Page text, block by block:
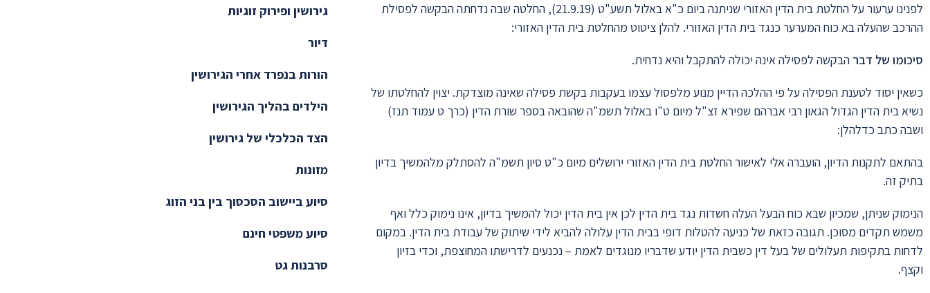
לפנינו ערעור על החלטת בית הדין האזורי שניתנה ביום כ"א באלול תשע"ט (21.9.19), החלטה שבה נדחתה הבקשה לפסילת
ההרכב שהעלה בא כוח המערער כנגד בית הדין האזורי. להלן ציטוט מהחלטת בית הדין האזורי:
סיכומו של דבר הבקשה לפסילה אינה יכולה להתקבל והיא נדחית.
כשאין יסוד לטענת הפסילה על פי ההלכה הדיין מנוע מלפסול עצמו בעקבות בקשת פסילה שאינה מוצדקת. יצוין להחלטתו של
נשיא בית הדין הגדול הגאון רבי אברהם שפירא זצ"ל מיום ט"ו באלול תשמ"ה שהובאה בספר שורת הדין (כרך ט עמוד תנז)
ושבה כתב כדלהלן:
בהתאם לתקנות הדיון, הועברה אלי לאישור החלטת בית הדין האזורי ירושלים מיום כ"ט סיון תשמ"ה להסתלק מלהמשיך בדיון
בתיק זה.
הנימוק שניתן, שמכיון שבא כוח הבעל העלה חשדות נגד בית הדין לכן אין בית הדין יכול להמשיך בדיון, אינו נימוק כלל ואף
משמש תקדים מסוכן. תגובה כזאת של כניעה להטלות דופי בבית הדין עלולה להביא לידי שיתוק של עבודת בית הדין. במקום
לדחות בתקיפות תעלולים של בעל דין כשבית הדין יודע שדבריו מנוגדים לאמת – נכנעים לדרישתו המחוצפת, וכדי בזיון
וקצף.
גירושין ופירוק זוגיות
דיור
הורות בנפרד אחרי הגירושין
הילדים בהליך הגירושין
הצד הכלכלי של גירושין
מזונות
סיוע ביישוב הסכסוך בין בני הזוג
סיוע משפטי חינם
סרבנות גט